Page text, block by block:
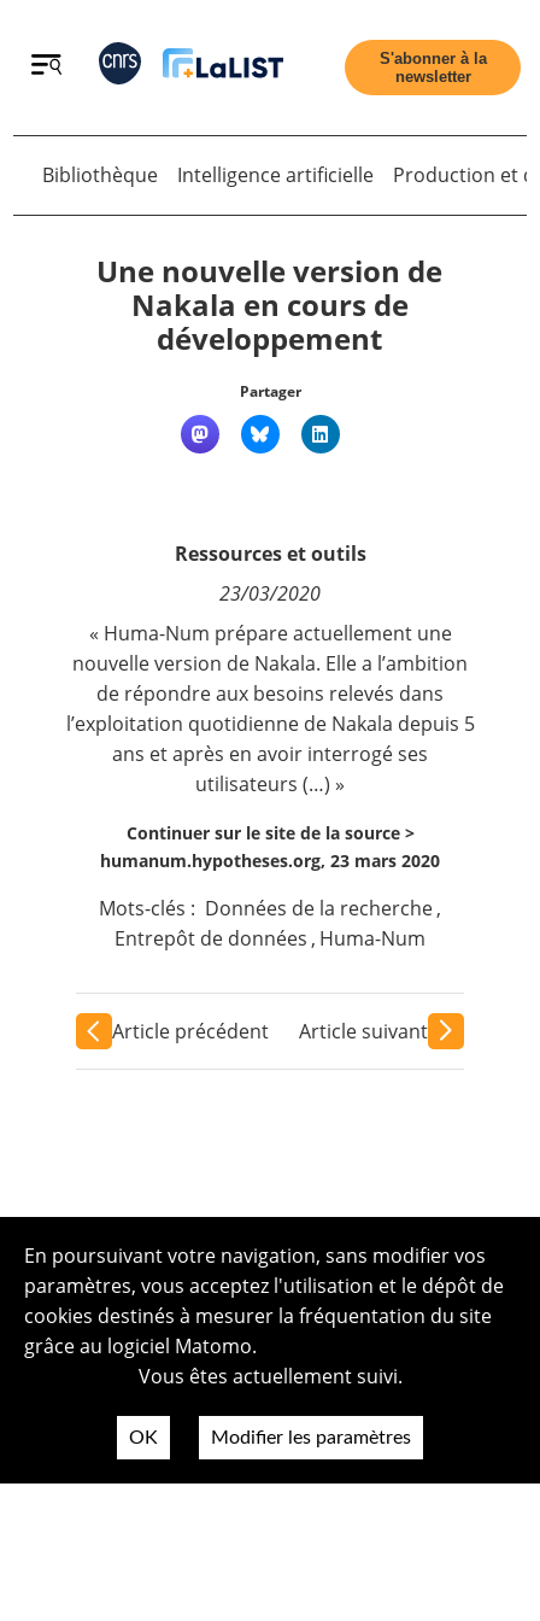
Retour
Nous suivre
S'abonner à la
newsletter
Bibliothèque Intelligence artificielle Production et
Une nouvelle version de
Nakala en cours de
développement
Partager
Ressources et outils
23/03/2020
« Huma-Num prépare actuellement une
nouvelle version de Nakala. Elle a l’ambition
de répondre aux besoins relevés dans
l’exploitation quotidienne de Nakala depuis 5
ans et après en avoir interrogé ses
utilisateurs (…) »
Continuer sur le site de la source >
humanum.hypotheses.org, 23 mars 2020
Mots-clés : Données de la recherche ,
Entrepôt de données , Huma-Num
Article précédent Article suivant
En poursuivant votre navigation, sans modifier vos
paramètres, vous acceptez l'utilisation et le dépôt de
cookies destinés à mesurer la fréquentation du site
grâce au logiciel Matomo.
Vous êtes actuellement suivi.
OK Modifier les paramètres